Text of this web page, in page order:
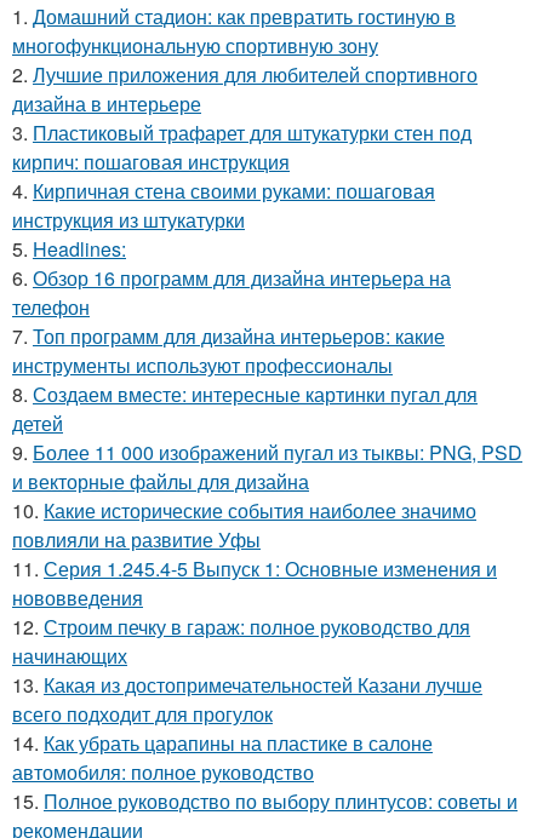
1. Домашний стадион: как превратить гостиную в
многофункциональную спортивную зону
2. Лучшие приложения для любителей спортивного
дизайна в интерьере
3. Пластиковый трафарет для штукатурки стен под
кирпич: пошаговая инструкция
4. Кирпичная стена своими руками: пошаговая
инструкция из штукатурки
5. Headlines:
6. Обзор 16 программ для дизайна интерьера на
телефон
7. Топ программ для дизайна интерьеров: какие
инструменты используют профессионалы
8. Создаем вместе: интересные картинки пугал для
детей
9. Более 11 000 изображений пугал из тыквы: PNG, PSD
и векторные файлы для дизайна
10. Какие исторические события наиболее значимо
повлияли на развитие Уфы
11. Серия 1.245.4-5 Выпуск 1: Основные изменения и
нововведения
12. Строим печку в гараж: полное руководство для
начинающих
13. Какая из достопримечательностей Казани лучше
всего подходит для прогулок
14. Как убрать царапины на пластике в салоне
автомобиля: полное руководство
15. Полное руководство по выбору плинтусов: советы и
рекомендации